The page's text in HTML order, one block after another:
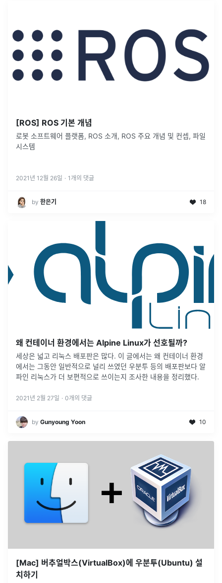
[ROS] ROS 기본 개념
로봇 소프트웨어 플랫폼, ROS 소개, ROS 주요 개념 및 컨셉, 파일
시스템
2021년 12월 26일 · 1 개의 댓글
by 한은기 18
왜 컨테이너 환경에서는 Alpine Linux가 선호될까?
세상은 넓고 리눅스 배포판은 많다. 이 글에서는 왜 컨테이너 환경
에서는 그동안 일반적으로 널리 쓰였던 우분투 등의 배포판보다 알
파인 리눅스가 더 보편적으로 쓰이는지 조사한 내용을 정리했다.
2021년 2월 27일 · 0개의 댓글
by Gunyoung Yoon 10
[Mac] 버추얼박스(VirtualBox)에 우분투(Ubuntu) 설
치하기